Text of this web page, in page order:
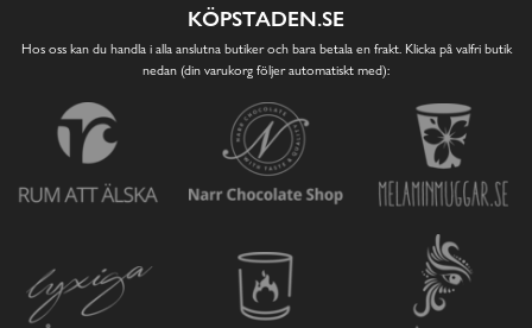
KÖPSTADEN.SE
Hos oss kan du handla i alla anslutna butiker och bara betala en frakt. Klicka på valfri butik
nedan (din varukorg följer automatiskt med):